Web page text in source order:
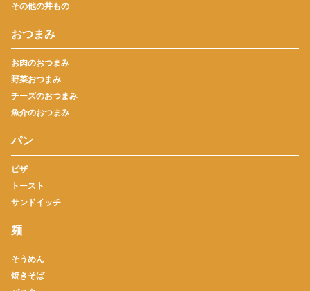
その他の丼もの
おつまみ
お肉のおつまみ
野菜おつまみ
チーズのおつまみ
魚介のおつまみ
パン
ピザ
トースト
サンドイッチ
麺
そうめん
焼きそば